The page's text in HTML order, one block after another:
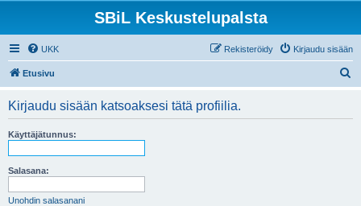
SBiL Keskustelupalsta
UKK Kirjaudu sisään
Rekisteröidy
Etusivu
Kirjaudu sisään katsoaksesi tätä profiilia.
Käyttäjätunnus:
Salasana:
Unohdin salasanani